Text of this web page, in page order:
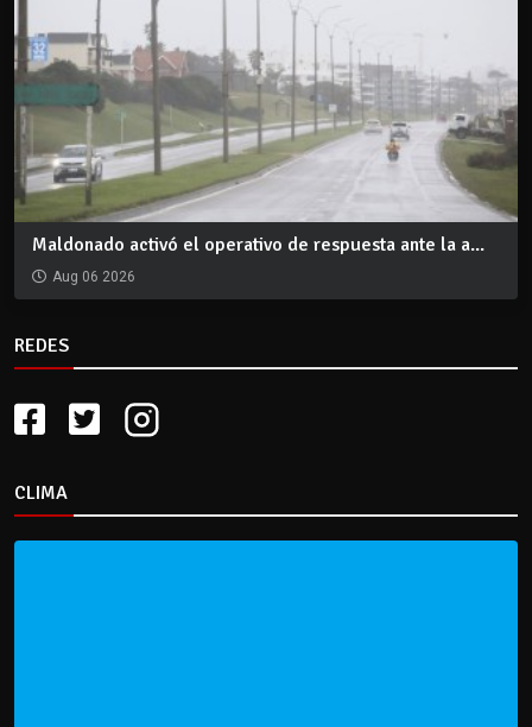
Maldonado activó el operativo de respuesta ante la a...
Aug 06 2026
REDES
CLIMA